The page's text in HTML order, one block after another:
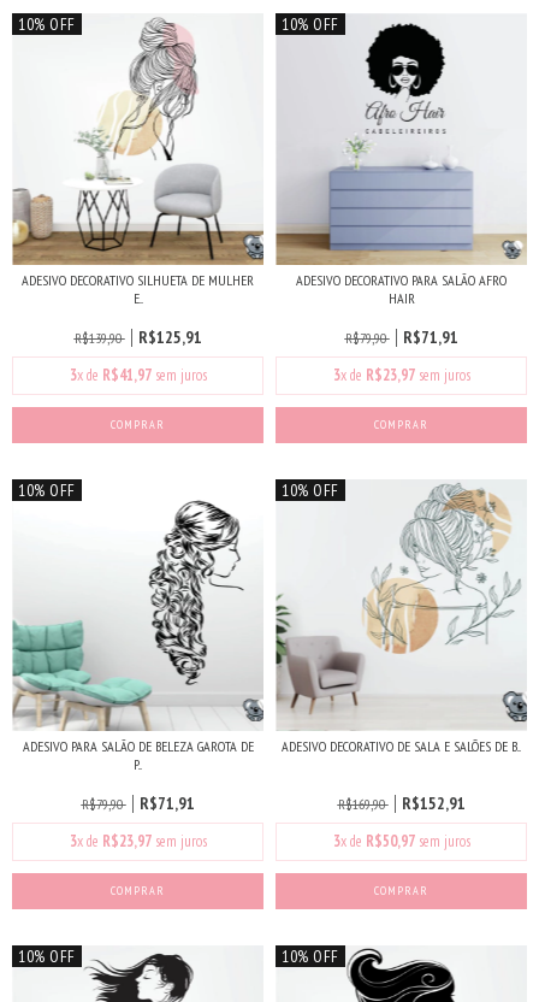
10% OFF
ADESIVO DECORATIVO SILHUETA DE MULHER
E...
R$139,90 R$125,91
3x de R$41,97sem juros
10% OFF
ADESIVO DECORATIVO PARA SALÃO AFRO
HAIR
R$79,90 R$71,91
3x de R$23,97sem juros
10% OFF
ADESIVO PARA SALÃO DE BELEZA GAROTA DE
P...
R$79,90 R$71,91
3x de R$23,97sem juros
10% OFF
ADESIVO DECORATIVO DE SALA E SALÕES DE B...
R$169,90 R$152,91
3x de R$50,97sem juros
10% OFF 10% OFF